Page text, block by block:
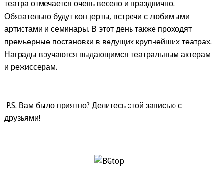
театра отмечается очень весело и празднично.
Обязательно будут концерты, встречи с любимыми
артистами и семинары. В этот день также проходят
премьерные постановки в ведущих крупнейших театрах.
Награды вручаются выдающимся театральным актерам
и режиссерам.
P.S. Вам было приятно? Делитесь этой записью с
друзьями!